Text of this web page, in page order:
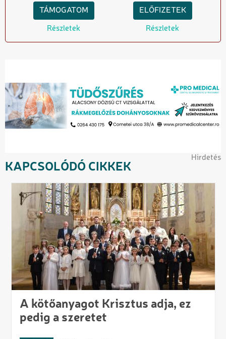
TÁMOGATOM
Részletek
ELŐFIZETEK
Részletek
Hirdetés
KAPCSOLÓDÓ CIKKEK
A kötőanyagot Krisztus adja, ez
pedig a szeretet